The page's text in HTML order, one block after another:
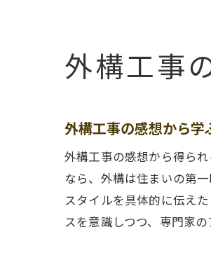
外構工事
外構工事の感想から
外構工事の感想から得ら
なら、外構は住まいの第
スタイルを具体的に伝え
スを意識しつつ、専門家